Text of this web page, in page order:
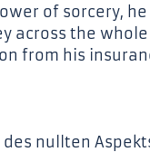
of sorcery,
across the
from his
des nullten